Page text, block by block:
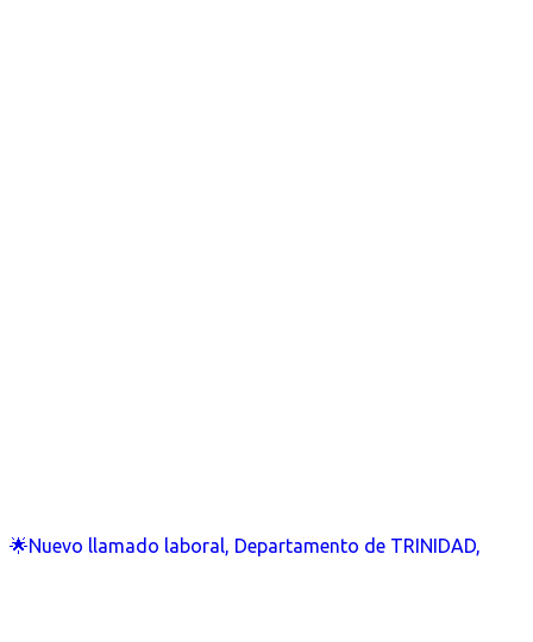
🌟Nuevo llamado laboral, Departamento de TRINIDAD,